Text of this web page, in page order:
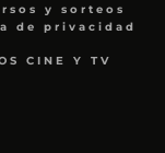
y sorteos
de privacidad
CINE Y TV